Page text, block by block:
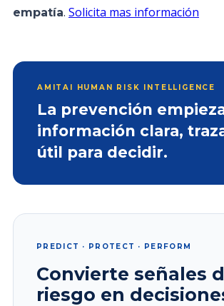
empatía. Solicita mas información
AMITAI HUMAN RISK INTELLIGENCE
La prevención
información clara,
útil para decidir.
PREDICT · PROTECT · PERFORM
Convierte señales
riesgo en